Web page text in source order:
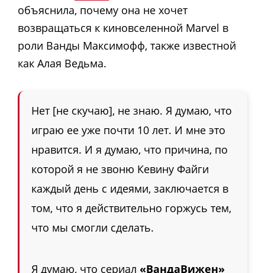
объяснила, почему она не хочет
возвращаться к киновселенной Marvel в
роли Ванды Максимофф, также известной
как Алая Ведьма.
Нет [не скучаю], не знаю. Я думаю, что
играю ее уже почти 10 лет. И мне это
нравится. И я думаю, что причина, по
которой я не звоню Кевину Файги
каждый день с идеями, заключается в
том, что я действительно горжусь тем,
что мы смогли сделать.
Я думаю, что сериал «ВандаВижен»